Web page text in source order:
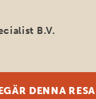
B.V.
DENNA RESA